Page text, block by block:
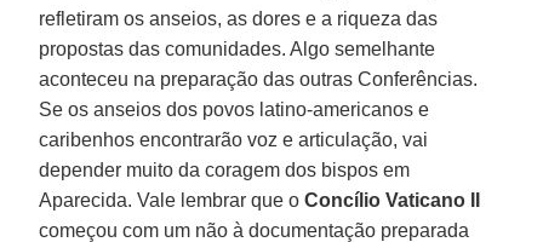
refletiram os anseios, as dores e a riqueza das
propostas das comunidades. Algo semelhante
aconteceu na preparação das outras Conferências.
Se os anseios dos povos latino-americanos e
caribenhos encontrarão voz e articulação, vai
depender muito da coragem dos bispos em
Aparecida. Vale lembrar que o Concílio Vaticano II
começou com um não à documentação preparada